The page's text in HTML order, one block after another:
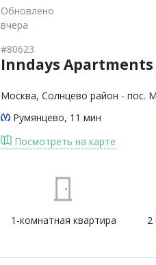
Обновлено
вчера
Inndays Apartments
#80623
Москва, Солнцево район - пос.
Румянцево, 11 мин
Посмотреть на карте
1-комнатная квартира 2